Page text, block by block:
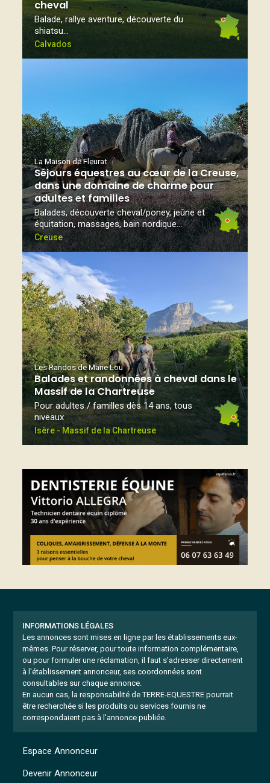
cheval
Balade, rallye aventure, découverte du
shiatsu…
Calvados
La Maison de Fleurat
Séjours équestres au cœur de la Creuse,
dans une domaine de charme pour
adultes et familles
Balades, découverte cheval/poney, jeûne et
équitation, massages, bain nordique...
Creuse
Les Randos de Marie Lou
Balades et randonnées à cheval dans le
Massif de la Chartreuse
Pour adultes / familles dès 14 ans, tous
niveaux
Isère - Massif de la Chartreuse
INFORMATIONS LÉGALES
Les annonces sont mises en ligne par les établissements eux-
mêmes. Pour réserver, pour toute information complémentaire,
ou pour formuler une réclamation, il faut s'adresser directement
à l'établissement annonceur, ses coordonnées sont
consultables sur chaque annonce.
En aucun cas, la responsabilité de TERRE-EQUESTRE pourrait
être recherchée si les produits ou services fournis ne
correspondaient pas à l'annonce publiée.
Espace Annonceur
Devenir Annonceur